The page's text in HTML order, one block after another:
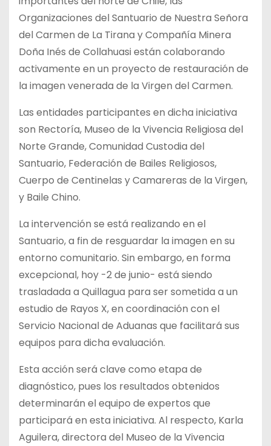
Organizaciones del Santuario de Nuestra Señora
del Carmen de La Tirana y Compañía Minera
Doña Inés de Collahuasi están colaborando
activamente en un proyecto de restauración de
la imagen venerada de la Virgen del Carmen.
Las entidades participantes en dicha iniciativa
son Rectoría, Museo de la Vivencia Religiosa del
Norte Grande, Comunidad Custodia del
Santuario, Federación de Bailes Religiosos,
Cuerpo de Centinelas y Camareras de la Virgen,
y Baile Chino.
La intervención se está realizando en el
Santuario, a fin de resguardar la imagen en su
entorno comunitario. Sin embargo, en forma
excepcional, hoy -2 de junio- está siendo
trasladada a Quillagua para ser sometida a un
estudio de Rayos X, en coordinación con el
Servicio Nacional de Aduanas que facilitará sus
equipos para dicha evaluación.
Esta acción será clave como etapa de
diagnóstico, pues los resultados obtenidos
determinarán el equipo de expertos que
participará en esta iniciativa. Al respecto, Karla
Aguilera, directora del Museo de la Vivencia